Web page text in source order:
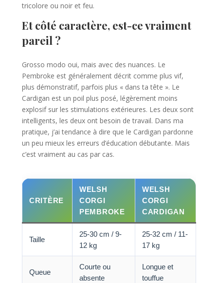
tricolore ou noir et feu.
Et côté caractère, est-ce vraiment
pareil ?
Grosso modo oui, mais avec des nuances. Le
Pembroke est généralement décrit comme plus vif,
plus démonstratif, parfois plus « dans ta tête ». Le
Cardigan est un poil plus posé, légèrement moins
explosif sur les stimulations extérieures. Les deux sont
intelligents, les deux ont besoin de travail. Dans ma
pratique, j’ai tendance à dire que le Cardigan pardonne
un peu mieux les erreurs d’éducation débutante. Mais
c’est vraiment au cas par cas.
CRITÈRE
WELSH
CORGI
PEMBROKE
WELSH
CORGI
CARDIGAN
Taille
25-30 cm / 9-
12 kg
25-32 cm / 11-
17 kg
Queue
Courte ou
absente
Longue et
touffue